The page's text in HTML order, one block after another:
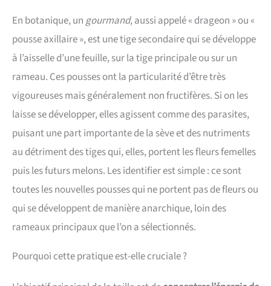
En botanique, ungourmand, aussi appelé « drageon » ou «
pousse axillaire », est une tige secondaire qui se développe
à l’aisselle d’une feuille, sur la tige principale ou sur un
rameau. Ces pousses ont la particularité d’être très
vigoureuses mais généralement non fructifères. Si on les
laisse se développer, elles agissent comme des parasites,
puisant une part importante de la sève et des nutriments
au détriment des tiges qui, elles, portent les fleurs femelles
puis les futurs melons. Les identifier est simple : ce sont
toutes les nouvelles pousses qui ne portent pas de fleurs ou
qui se développent de manière anarchique, loin des
rameaux principaux que l’on a sélectionnés.
Pourquoi cette pratique est-elle cruciale ?